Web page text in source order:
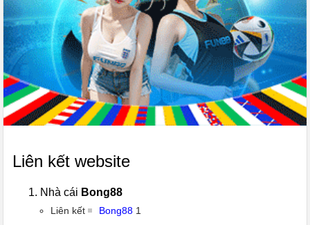
Liên kết website
Nhà cái Bong88
Liên kết Bong88 1